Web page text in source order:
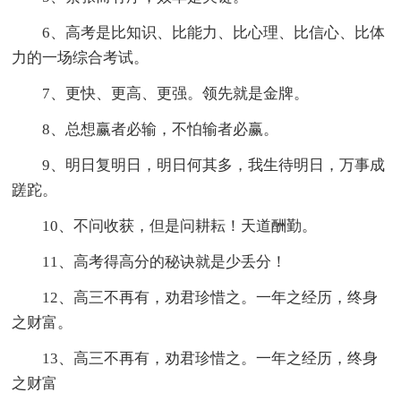
6、高考是比知识、比能力、比心理、比信心、比体
力的一场综合考试。
7、更快、更高、更强。领先就是金牌。
8、总想赢者必输，不怕输者必赢。
9、明日复明日，明日何其多，我生待明日，万事成
蹉跎。
10、不问收获，但是问耕耘！天道酬勤。
11、高考得高分的秘诀就是少丢分！
12、高三不再有，劝君珍惜之。一年之经历，终身
之财富。
13、高三不再有，劝君珍惜之。一年之经历，终身
之财富